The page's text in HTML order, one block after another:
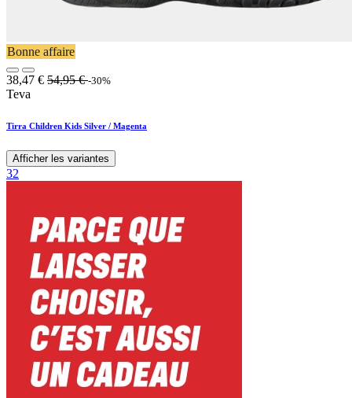
Bonne affaire
38,47 € 54,95€ -30%
Teva
Tirra Children Kids Silver / Magenta
Afficher les variantes
32